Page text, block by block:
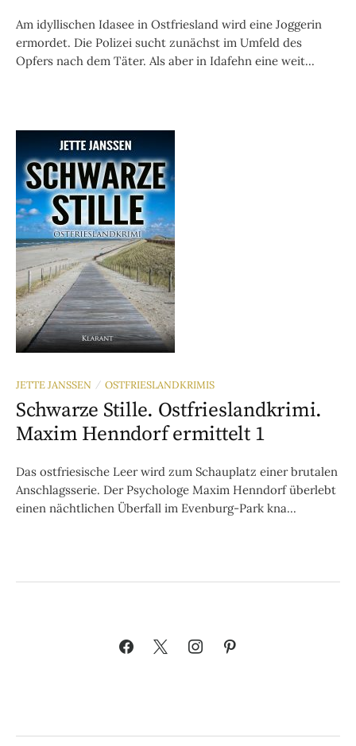
Am idyllischen Idasee in Ostfriesland wird eine Joggerin
ermordet. Die Polizei sucht zunächst im Umfeld des
Opfers nach dem Täter. Als aber in Idafehn eine weit...
JETTE JANSSEN / OSTFRIESLANDKRIMIS
Schwarze Stille. Ostfrieslandkrimi.
Maxim Henndorf ermittelt 1
Das ostfriesische Leer wird zum Schauplatz einer brutalen
Anschlagsserie. Der Psychologe Maxim Henndorf überlebt
einen nächtlichen Überfall im Evenburg-Park kna...